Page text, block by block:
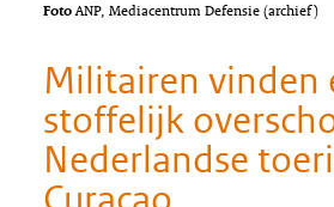
FotoANP, Mediacentrum Defensie (archief)
Militairen vinden
stoffelijk
Nederlandse